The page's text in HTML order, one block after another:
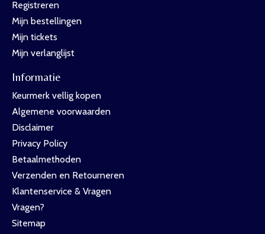
Registreren
Mijn bestellingen
Mijn tickets
Mijn verlanglijst
Informatie
Keurmerk vellig kopen
Algemene voorwaarden
Disclaimer
Privacy Policy
Betaalmethoden
Verzenden en Retourneren
Klantenservice & Vragen
Vragen?
Sitemap